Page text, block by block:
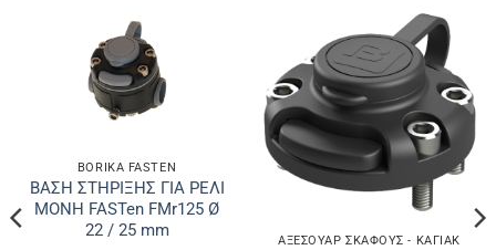
BORIKA FASTEN
ΒΑΣΗ ΣΤΗΡΙΞΗΣ ΓΙΑ ΡΕΛΙ
ΜΟΝΗ FASTen FMr125 Ø
22 / 25 mm
ΑΞΕΣΟΥΑΡ ΣΚΑΦΟΥΣ - ΚΑΓΙΑΚ